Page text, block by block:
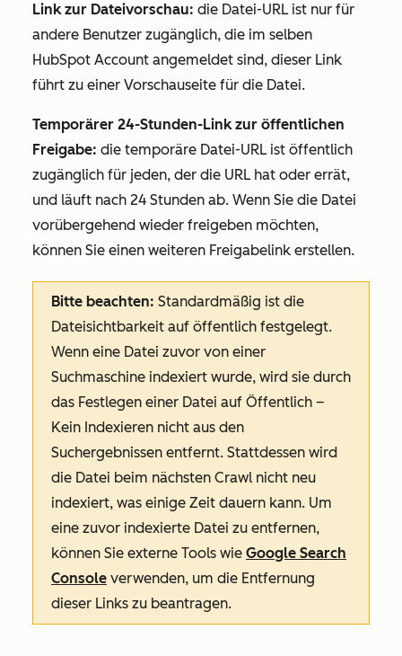
Link zur Dateivorschau: die Datei-URL ist nur für
andere Benutzer zugänglich, die im selben
HubSpot Account angemeldet sind, dieser Link
führt zu einer Vorschauseite für die Datei.
Temporärer 24-Stunden-Link zur öffentlichen
Freigabe: die temporäre Datei-URL ist öffentlich
zugänglich für jeden, der die URL hat oder errät,
und läuft nach 24 Stunden ab. Wenn Sie die Datei
vorübergehend wieder freigeben möchten,
können Sie einen weiteren Freigabelink erstellen.
Bitte beachten: Standardmäßig ist die
Dateisichtbarkeit auf öffentlich festgelegt.
Wenn eine Datei zuvor von einer
Suchmaschine indexiert wurde, wird sie durch
das Festlegen einer Datei auf Öffentlich –
Kein Indexieren nicht aus den
Suchergebnissen entfernt. Stattdessen wird
die Datei beim nächsten Crawl nicht neu
indexiert, was einige Zeit dauern kann. Um
eine zuvor indexierte Datei zu entfernen,
können Sie externe Tools wie Google Search
Console verwenden, um die Entfernung
dieser Links zu beantragen.